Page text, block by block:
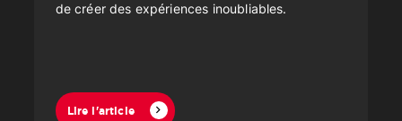
de créer des expériences inoubliables.
Lire l'article